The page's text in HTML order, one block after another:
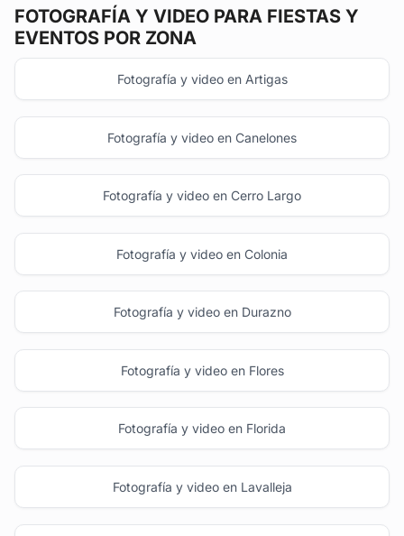
FOTOGRAFÍA Y VIDEO PARA FIESTAS Y
EVENTOS POR ZONA
Fotografía y video en Artigas
Fotografía y video en Canelones
Fotografía y video en Cerro Largo
Fotografía y video en Colonia
Fotografía y video en Durazno
Fotografía y video en Flores
Fotografía y video en Florida
Fotografía y video en Lavalleja